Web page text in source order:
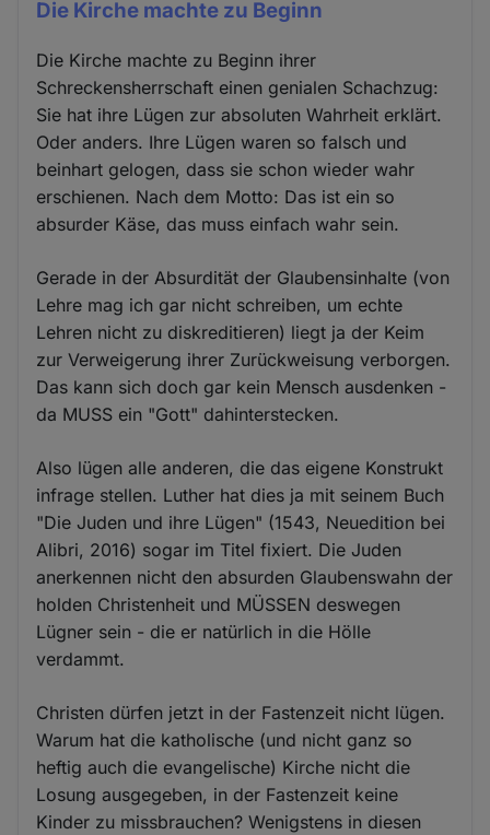
Die Kirche machte zu Beginn
Die Kirche machte zu Beginn ihrer
Schreckensherrschaft einen genialen Schachzug:
Sie hat ihre Lügen zur absoluten Wahrheit erklärt.
Oder anders. Ihre Lügen waren so falsch und
beinhart gelogen, dass sie schon wieder wahr
erschienen. Nach dem Motto: Das ist ein so
absurder Käse, das muss einfach wahr sein.
Gerade in der Absurdität der Glaubensinhalte (von
Lehre mag ich gar nicht schreiben, um echte
Lehren nicht zu diskreditieren) liegt ja der Keim
zur Verweigerung ihrer Zurückweisung verborgen.
Das kann sich doch gar kein Mensch ausdenken -
da MUSS ein "Gott" dahinterstecken.
Also lügen alle anderen, die das eigene Konstrukt
infrage stellen. Luther hat dies ja mit seinem Buch
"Die Juden und ihre Lügen" (1543, Neuedition bei
Alibri, 2016) sogar im Titel fixiert. Die Juden
anerkennen nicht den absurden Glaubenswahn der
holden Christenheit und MÜSSEN deswegen
Lügner sein - die er natürlich in die Hölle
verdammt.
Christen dürfen jetzt in der Fastenzeit nicht lügen.
Warum hat die katholische (und nicht ganz so
heftig auch die evangelische) Kirche nicht die
Losung ausgegeben, in der Fastenzeit keine
Kinder zu missbrauchen? Wenigstens in diesen